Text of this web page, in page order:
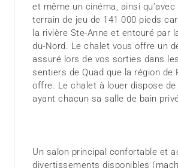
et même un cinéma, ainsi
terrain de jeu de 141 000 pieds
la rivière Ste-Anne et entouré par
du-Nord. Le chalet vous offre un
assuré lors de vos sorties dans
sentiers de Quad que la région de
offre. Le chalet à louer dispose
ayant chacun sa salle de bain
Un salon principal confortable et
divertissements disponibles